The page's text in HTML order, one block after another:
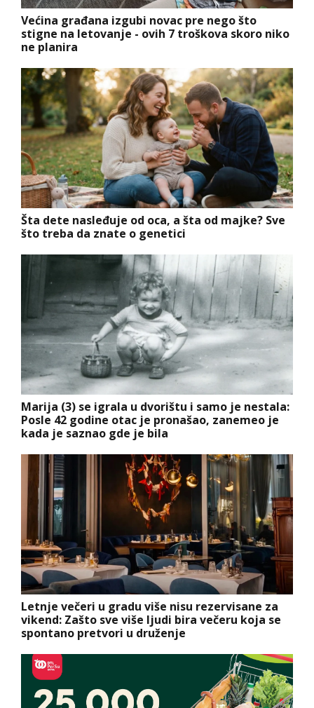
Većina građana izgubi novac pre nego što
stigne na letovanje - ovih 7 troškova skoro niko
ne planira
Šta dete nasleđuje od oca, a šta od majke? Sve
što treba da znate o genetici
Marija (3) se igrala u dvorištu i samo je nestala:
Posle 42 godine otac je pronašao, zanemeo je
kada je saznao gde je bila
Letnje večeri u gradu više nisu rezervisane za
vikend: Zašto sve više ljudi bira večeru koja se
spontano pretvori u druženje